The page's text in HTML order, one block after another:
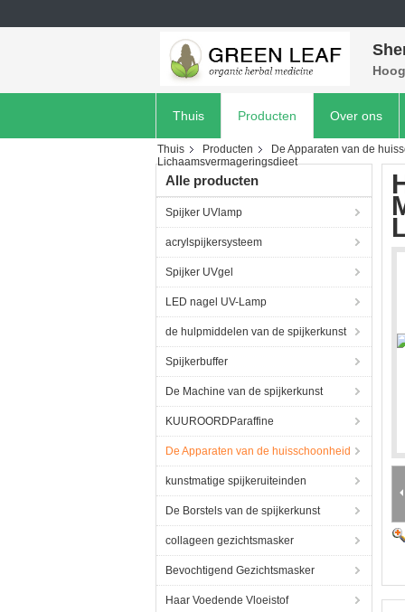
Thuis Producten Over ons
Thuis Producten De Apparaten van de
Lichaamsvermageringsdieet
Alle producten
Spijker UVlamp
acrylspijkersysteem
Spijker UVgel
LED nagel UV-Lamp
de hulpmiddelen van de spijkerkunst
Spijkerbuffer
De Machine van de spijkerkunst
KUUROORDParaffine
De Apparaten van de huisschoonheid
kunstmatige spijkeruiteinden
De Borstels van de spijkerkunst
collageen gezichtsmasker
Bevochtigend Gezichtsmasker
Haar Voedende Vloeistof